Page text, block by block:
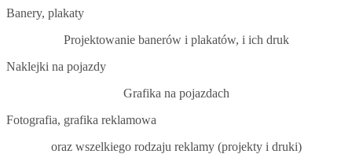
Banery, plakaty
Projektowanie banerów i plakatów, i ich druk
Naklejki na pojazdy
Grafika na pojazdach
Fotografia, grafika reklamowa
oraz wszelkiego rodzaju reklamy (projekty i druki)